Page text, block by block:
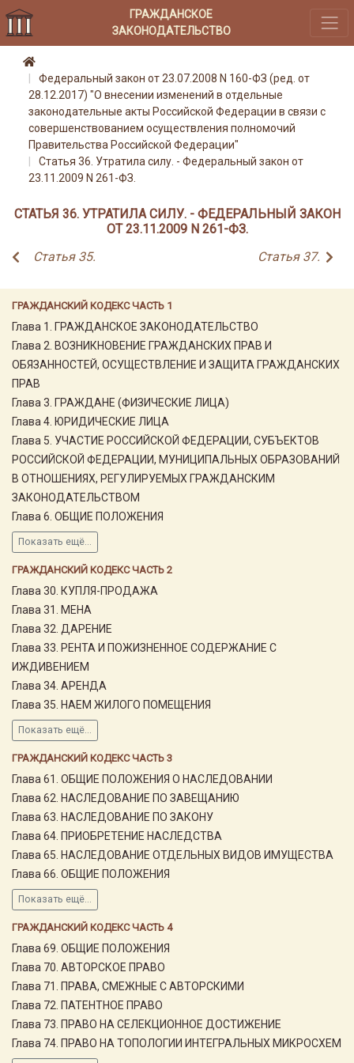
ГРАЖДАНСКОЕ
ЗАКОНОДАТЕЛЬСТВО
ГРАЖДАНСКИЙ КОДЕКС ЧАСТЬ 1
Глава 1. ГРАЖДАНСКОЕ ЗАКОНОДАТЕЛЬСТВО
Глава 2. ВОЗНИКНОВЕНИЕ ГРАЖДАНСКИХ ПРАВ И
ОБЯЗАННОСТЕЙ, ОСУЩЕСТВЛЕНИЕ И ЗАЩИТА ГРАЖДАНСКИХ
ПРАВ
Глава 3. ГРАЖДАНЕ (ФИЗИЧЕСКИЕ ЛИЦА)
Глава 4. ЮРИДИЧЕСКИЕ ЛИЦА
Глава 5. УЧАСТИЕ РОССИЙСКОЙ ФЕДЕРАЦИИ, СУБЪЕКТОВ
РОССИЙСКОЙ ФЕДЕРАЦИИ, МУНИЦИПАЛЬНЫХ ОБРАЗОВАНИЙ
В ОТНОШЕНИЯХ, РЕГУЛИРУЕМЫХ ГРАЖДАНСКИМ
ЗАКОНОДАТЕЛЬСТВОМ
Глава 6. ОБЩИЕ ПОЛОЖЕНИЯ
Показать ещё...
ГРАЖДАНСКИЙ КОДЕКС ЧАСТЬ 2
Глава 30. КУПЛЯ-ПРОДАЖА
Глава 31. МЕНА
Глава 32. ДАРЕНИЕ
Глава 33. РЕНТА И ПОЖИЗНЕННОЕ СОДЕРЖАНИЕ С
ИЖДИВЕНИЕМ
Глава 34. АРЕНДА
Глава 35. НАЕМ ЖИЛОГО ПОМЕЩЕНИЯ
Показать ещё...
ГРАЖДАНСКИЙ КОДЕКС ЧАСТЬ 3
Глава 61. ОБЩИЕ ПОЛОЖЕНИЯ О НАСЛЕДОВАНИИ
Глава 62. НАСЛЕДОВАНИЕ ПО ЗАВЕЩАНИЮ
Глава 63. НАСЛЕДОВАНИЕ ПО ЗАКОНУ
Глава 64. ПРИОБРЕТЕНИЕ НАСЛЕДСТВА
Глава 65. НАСЛЕДОВАНИЕ ОТДЕЛЬНЫХ ВИДОВ ИМУЩЕСТВА
Глава 66. ОБЩИЕ ПОЛОЖЕНИЯ
Показать ещё...
ГРАЖДАНСКИЙ КОДЕКС ЧАСТЬ 4
Глава 69. ОБЩИЕ ПОЛОЖЕНИЯ
Глава 70. АВТОРСКОЕ ПРАВО
Глава 71. ПРАВА, СМЕЖНЫЕ С АВТОРСКИМИ
Глава 72. ПАТЕНТНОЕ ПРАВО
Глава 73. ПРАВО НА СЕЛЕКЦИОННОЕ ДОСТИЖЕНИЕ
Глава 74. ПРАВО НА ТОПОЛОГИИ ИНТЕГРАЛЬНЫХ МИКРОСХЕМ
Федеральный закон от 23.07.2008 N 160-ФЗ (ред. от
28.12.2017) "О внесении изменений в отдельные
законодательные акты Российской Федерации в связи с
совершенствованием осуществления полномочий
Правительства Российской Федерации"
Статья 36. Утратила силу. - Федеральный закон от
23.11.2009 N 261-ФЗ.
СТАТЬЯ 36. УТРАТИЛА СИЛУ. - ФЕДЕРАЛЬНЫЙ ЗАКОН
ОТ 23.11.2009 N 261-ФЗ.
Статья 35.
Статья 37.